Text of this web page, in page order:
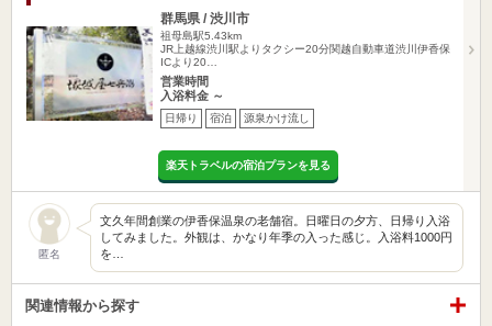
群馬県 / 渋川市
祖母島駅5.43km
JR上越線渋川駅よりタクシー20分関越自動車道渋川伊香保
ICより20…
営業時間
入浴料金 ～
日帰り 宿泊 源泉かけ流し
楽天トラベルの宿泊プランを見る
匿名
文久年間創業の伊香保温泉の老舗宿。日曜日の夕方、日帰り入浴
してみました。外観は、かなり年季の入った感じ。入浴料1000円
を…
関連情報から探す